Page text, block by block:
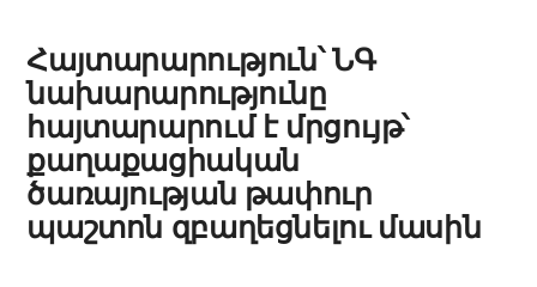
Հայտարարություն՝ ՆԳ
նախարարությունը
հայտարարում է մրցույթ՝
քաղաքացիական
ծառայության թափուր
պաշտոն զբաղեցնելու մասին